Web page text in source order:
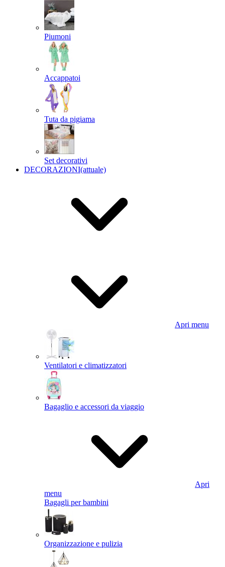
Piumoni
Accappatoi
Tuta da pigiama
Set decorativi
DECORAZIONI(attuale)
Apri menu
Ventilatori e climatizzatori
Bagaglio e accessori da viaggio
Apri
menu
Bagagli per bambini
Organizzazione e pulizia